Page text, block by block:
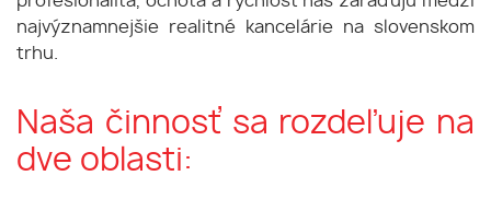
najvýznamnejšie realitné kancelárie na slovenskom
trhu.
Naša činnosť sa rozdeľuje na
dve oblasti: